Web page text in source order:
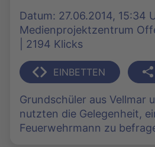
Datum: 27.06.2014, 15:34
Medienprojektzentrum
| 2194 Klicks
EINBETTEN
Grundschüler aus Vellmar
nutzten die Gelegenheit,
Feuerwehrmann zu